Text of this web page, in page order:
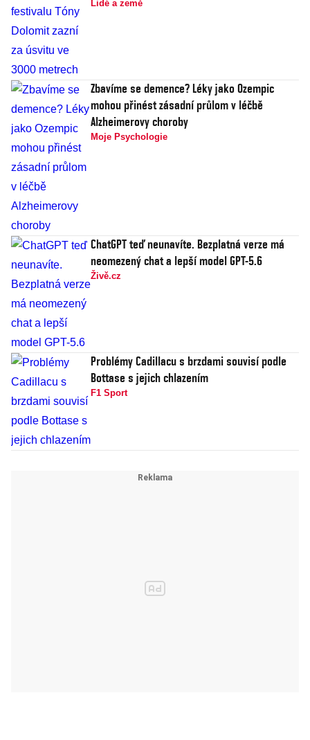
Lidé a země
Zbavíme se demence? Léky jako Ozempic
mohou přinést zásadní průlom v léčbě
Alzheimerovy choroby
Moje Psychologie
ChatGPT teď neunavíte. Bezplatná verze má
neomezený chat a lepší model GPT-5.6
Živě.cz
Problémy Cadillacu s brzdami souvisí podle
Bottase s jejich chlazením
F1 Sport